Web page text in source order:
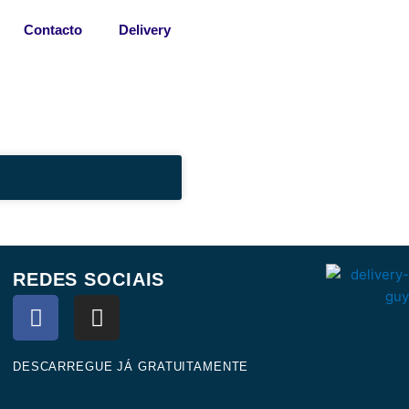
Contacto Delivery
REDES SOCIAIS
F
a
c
e
I
n
s
t
DESCARREGUE JÁ GRATUITAMENTE